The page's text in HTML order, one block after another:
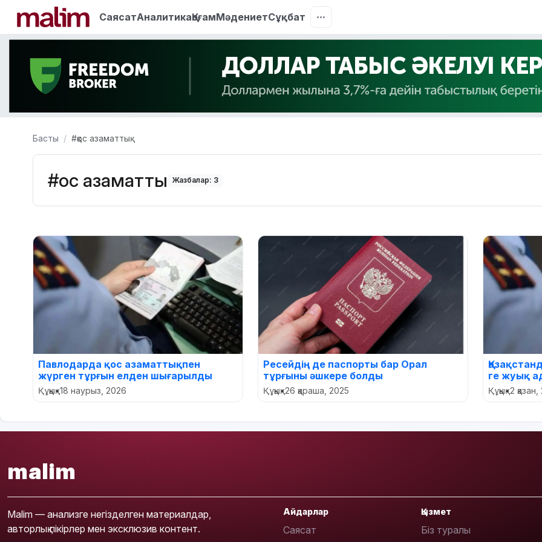
СаясатАналитикаҚоғамМәдениетСұқбат
Басты #қос азаматтық
#қос азаматтық Жазбалар: 3
Павлодарда қос азаматтықпен
жүрген тұрғын елден шығарылды
Құқық•18 наурыз, 2026
Ресейдің де паспорты бар Орал
тұрғыны әшкере болды
Құқық•26 қараша, 2025
ге жуық
Құқық•2
malim
Malim — анализге негізделген материалдар,
авторлық пікірлер мен эксклюзив контент.
Айдарлар
Саясат
Қызмет
Біз туралы